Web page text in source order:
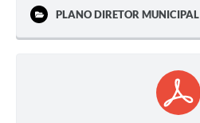
PLANO DIRETOR MUNICIPAL